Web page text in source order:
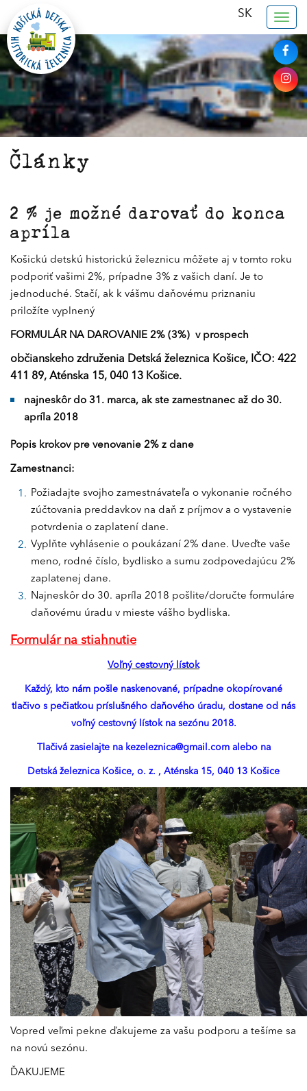
SK
Články
2 % je možné darovať do konca
apríla
Košickú detskú historickú železnicu môžete aj v tomto roku
podporiť vašimi 2%, prípadne 3% z vašich daní. Je to
jednoduché. Stačí, ak k vášmu daňovému priznaniu
priložíte vyplnený
FORMULÁR NA DAROVANIE 2% (3%) v prospech
občianskeho združenia Detská železnica Košice, IČO: 422
411 89, Aténska 15, 040 13 Košice.
najneskôr do 31. marca, ak ste zamestnanec až do 30.
apríla 2018
Popis krokov pre venovanie 2% z dane
Zamestnanci:
Požiadajte svojho zamestnávateľa o vykonanie ročného
zúčtovania preddavkov na daň z príjmov a o vystavenie
potvrdenia o zaplatení dane.
Vyplňte vyhlásenie o poukázaní 2% dane. Uveďte vaše
meno, rodné číslo, bydlisko a sumu zodpovedajúcu 2%
zaplatenej dane.
Najneskôr do 30. apríla 2018 pošlite/doručte formuláre
daňovému úradu v mieste vášho bydliska.
Formulár na stiahnutie
Voľný cestovný lístok
Každý, kto nám pošle naskenované, prípadne okopírované
tlačivo s pečiatkou príslušného daňového úradu, dostane od nás
voľný cestovný lístok na sezónu 2018.
Tlačivá zasielajte na kezeleznica@gmail.com alebo na
Detská železnica Košice, o. z. , Aténska 15, 040 13 Košice
Vopred veľmi pekne ďakujeme za vašu podporu a tešíme sa
na novú sezónu.
ĎAKUJEME